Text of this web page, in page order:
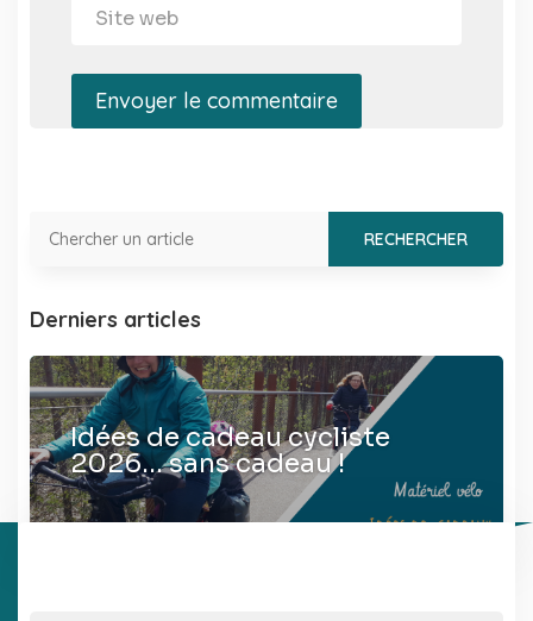
Envoyer le commentaire
Derniers articles
Idées de cadeau cycliste
2026… sans cadeau !